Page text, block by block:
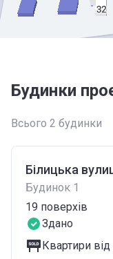
Будинки
Всього 2 будинки
Білицька
Будинок 1
19 поверхів
Здано
Квартири